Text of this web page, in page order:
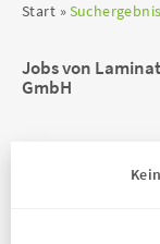
Start
Jobs von
GmbH